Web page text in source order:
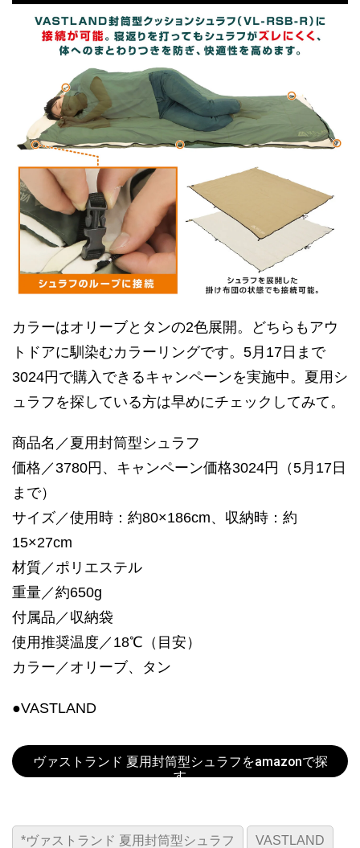
カラーはオリーブとタンの2色展開。どちらもアウ
トドアに馴染むカラーリングです。5月17日まで
3024円で購入できるキャンペーンを実施中。夏用シ
ュラフを探している方は早めにチェックしてみて。
商品名／夏用封筒型シュラフ
価格／3780円、キャンペーン価格3024円（5月17日
まで）
サイズ／使用時：約80×186cm、収納時：約
15×27cm
材質／ポリエステル
重量／約650g
付属品／収納袋
使用推奨温度／18℃（目安）
カラー／オリーブ、タン
●VASTLAND
ヴァストランド 夏用封筒型シュラフをamazonで探
す
*ヴァストランド 夏用封筒型シュラフ VASTLAND